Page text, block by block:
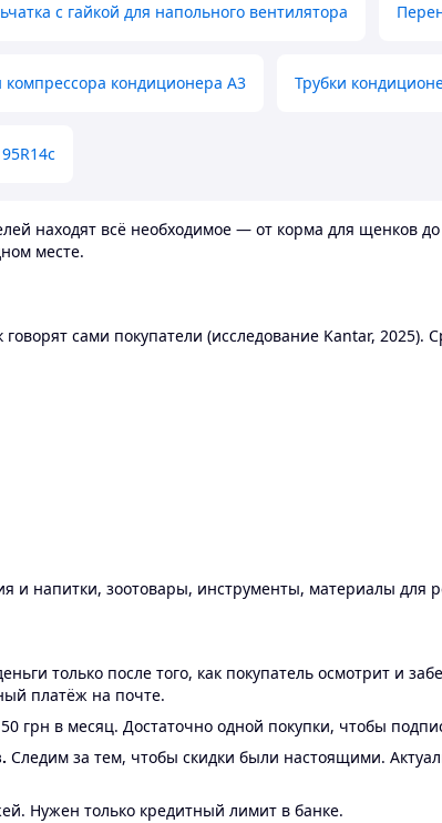
с гайкой для напольного вентилятора
кондиционера А3 Трубки
находят всё необходимое — от корма для щенков
месте.
сами покупатели (исследование Kantar,
и напитки, зоотовары, инструменты, материалы для
только после того, как покупатель осмотрит и
платёж на почте.
грн в месяц. Достаточно одной покупки, чтобы
Следим за тем, чтобы скидки были настоящими.
Нужен только кредитный лимит в банке.